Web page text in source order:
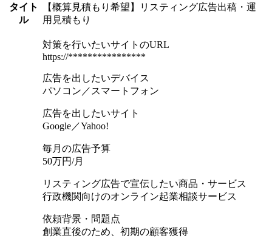
タイト
ル
【概算見積もり希望】リスティング広告出稿・運
用見積もり
対策を行いたいサイトのURL
https://****************
広告を出したいデバイス
パソコン／スマートフォン
広告を出したいサイト
Google／Yahoo!
毎月の広告予算
50万円/月
リスティング広告で宣伝したい商品・サービス
行政機関向けのオンライン起業相談サービス
依頼背景・問題点
創業直後のため、初期の顧客獲得